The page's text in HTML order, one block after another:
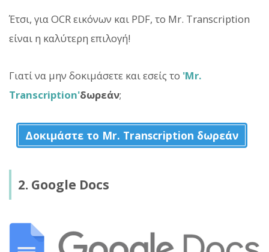
Έτσι, για OCR εικόνων και PDF, το Mr. Transcription
είναι η καλύτερη επιλογή!
Γιατί να μην δοκιμάσετε και εσείς το 'Mr.
Transcription'δωρεάν;
Δοκιμάστε το Mr. Transcription δωρεάν
2. Google Docs